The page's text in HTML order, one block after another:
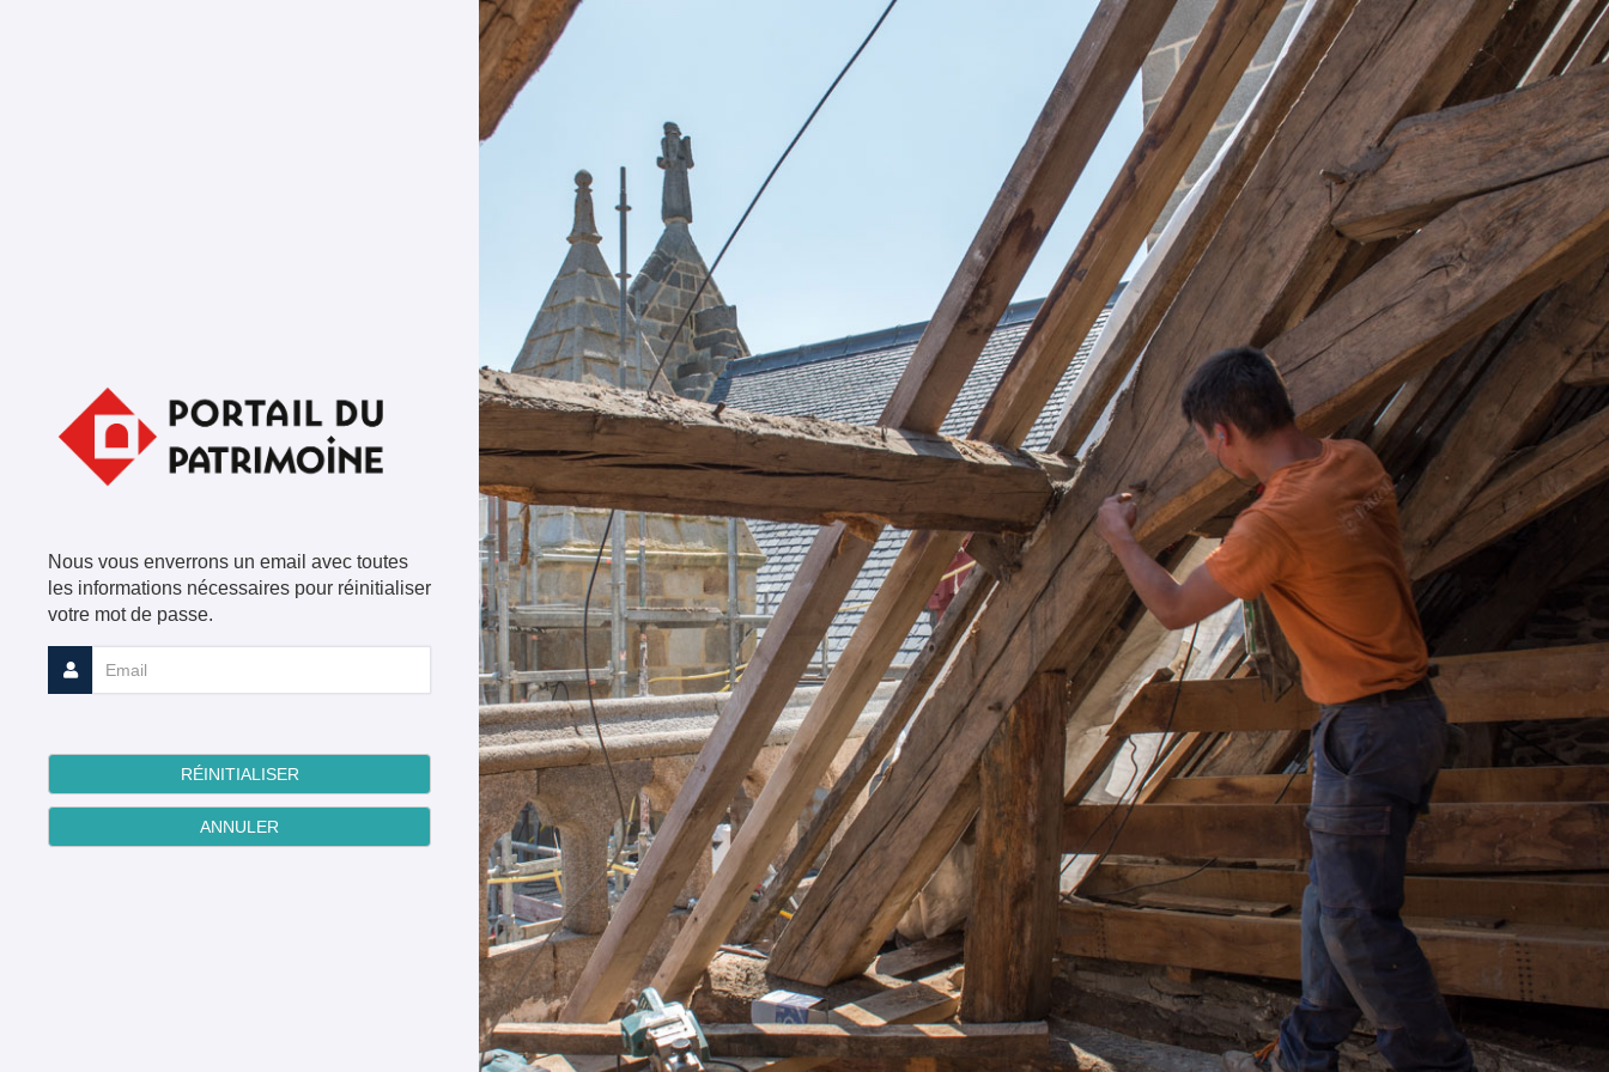
Nous vous enverrons un email avec toutes
les informations nécessaires pour réinitialiser
votre mot de passe.